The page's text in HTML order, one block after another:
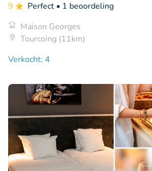
9 Perfect • 1 beoordeling
Maison Georges
Tourcoing (11km)
Verkocht: 4